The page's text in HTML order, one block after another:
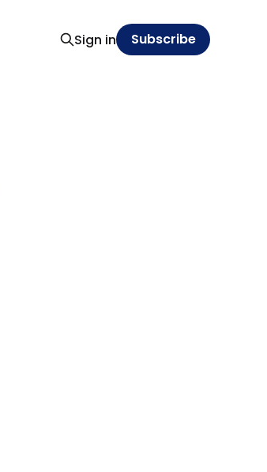
Sign in Subscribe